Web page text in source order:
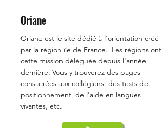
Oriane
Oriane est le site dédié à l'orientation créé
par la région île de France. Les régions ont
cette mission déléguée depuis l'année
dernière. Vous y trouverez des pages
consacrées aux collégiens, des tests de
positionnement, de l'aide en langues
vivantes, etc.